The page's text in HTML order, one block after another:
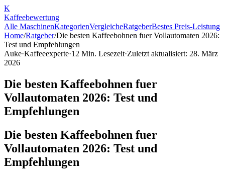
K
Kaffeebewertung
Alle MaschinenKategorienVergleicheRatgeberBestes Preis-Leistung
Home/Ratgeber/Die besten Kaffeebohnen fuer Vollautomaten 2026:
Test und Empfehlungen
Auke·Kaffeeexperte·12 Min. Lesezeit·Zuletzt aktualisiert: 28. März
2026
Die besten Kaffeebohnen fuer
Vollautomaten 2026: Test und
Empfehlungen
Die besten Kaffeebohnen fuer
Vollautomaten 2026: Test und
Empfehlungen